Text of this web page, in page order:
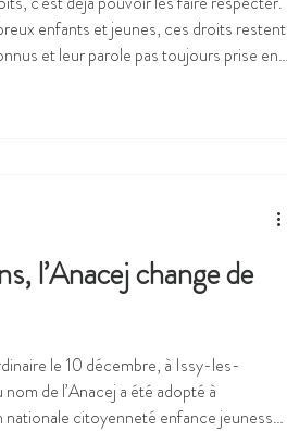
enfants et jeunes, ces droits restent
et leur parole pas toujours prise en
l’Anacej change de
le 10 décembre, à Issy-les-
de l’Anacej a été adopté à
nationale citoyenneté enfance jeunesse.